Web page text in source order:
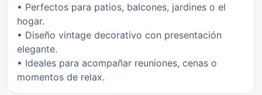
• Perfectos para patios, balcones, jardines o el
hogar.
• Diseño vintage decorativo con presentación
elegante.
• Ideales para acompañar reuniones, cenas o
momentos de relax.